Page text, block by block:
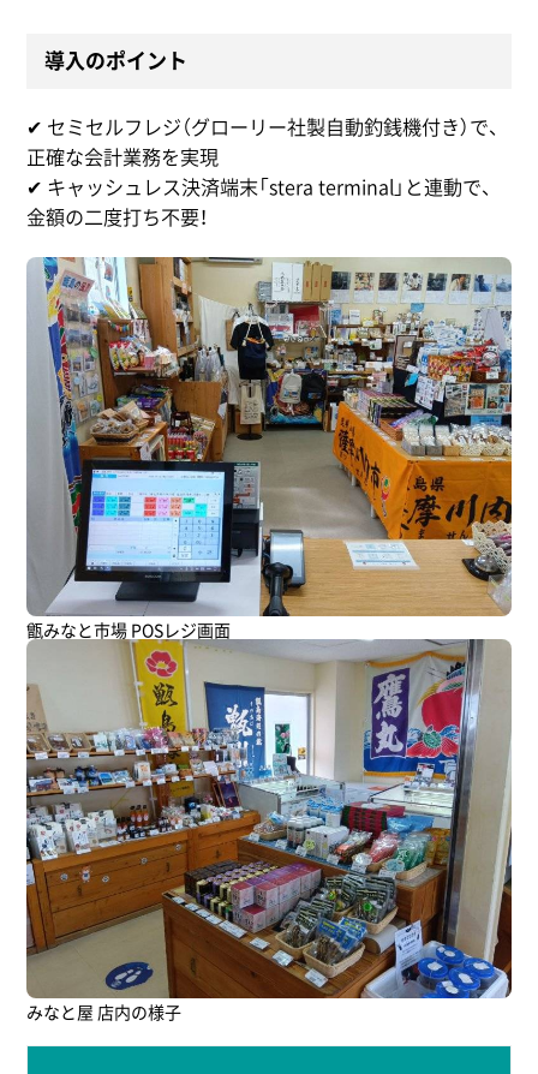
導入のポイント
✔ セミセルフレジ（グローリー社製自動釣銭機付き）で、
正確な会計業務を実現
✔ キャッシュレス決済端末「stera terminal」と連動で、
金額の二度打ち不要！
甑みなと市場 POSレジ画面
みなと屋 店内の様子